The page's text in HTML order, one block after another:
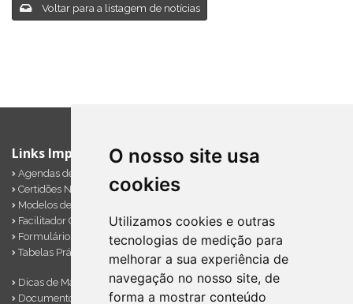
O nosso site usa
cookies
Utilizamos cookies e outras
tecnologias de medição para
melhorar a sua experiência de
navegação no nosso site, de
forma a mostrar conteúdo
Voltar para a listagem de notícias
Links Importantes
Agendas de Obrigações
Certidões Negativas
Modelos de Documentos
Facilitador Contábil
Formulários Diversos
Tabelas Práticas
Dicas de Marketing
Documentos Importantes